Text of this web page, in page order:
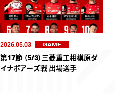
2026.05.03 GAME
第17節 （5/3）三菱重工相模原ダ
イナボアーズ戦 出場選手